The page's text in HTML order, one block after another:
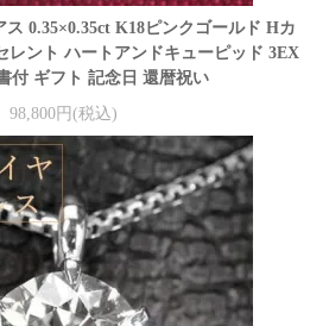
0.35×0.35ct K18ピンクゴールド Hカ
レント ハートアンドキューピッド 3EX
付 ギフト 記念日 還暦祝い
98,800円(税込)